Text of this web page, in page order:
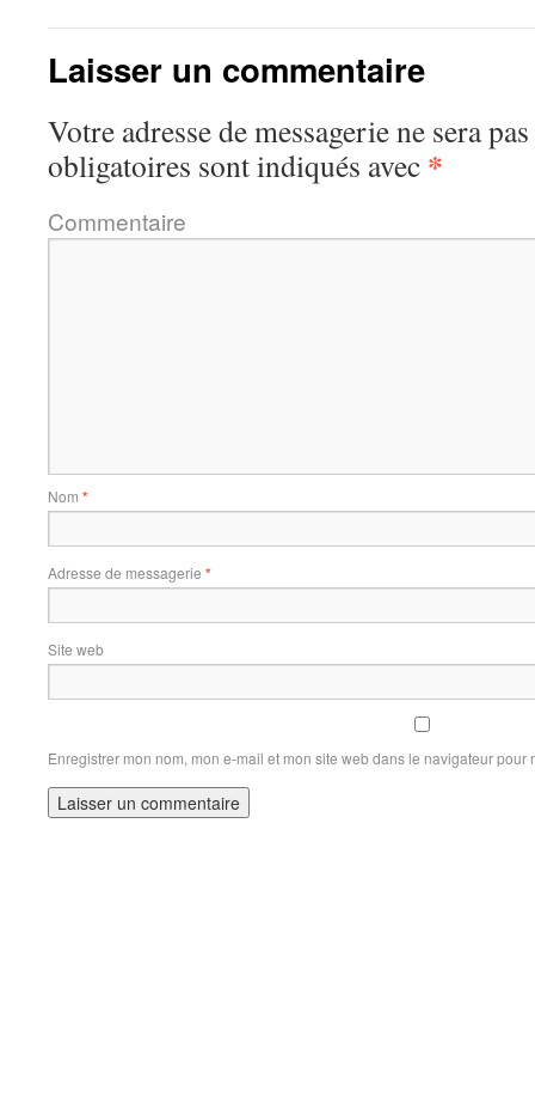
Laisser un commentaire
Votre adresse de messagerie ne sera
obligatoires sont indiqués avec *
Commentaire
Nom *
Adresse de messagerie *
Site web
Enregistrer mon nom, mon e-mail et mon site web dans le navigateur pour